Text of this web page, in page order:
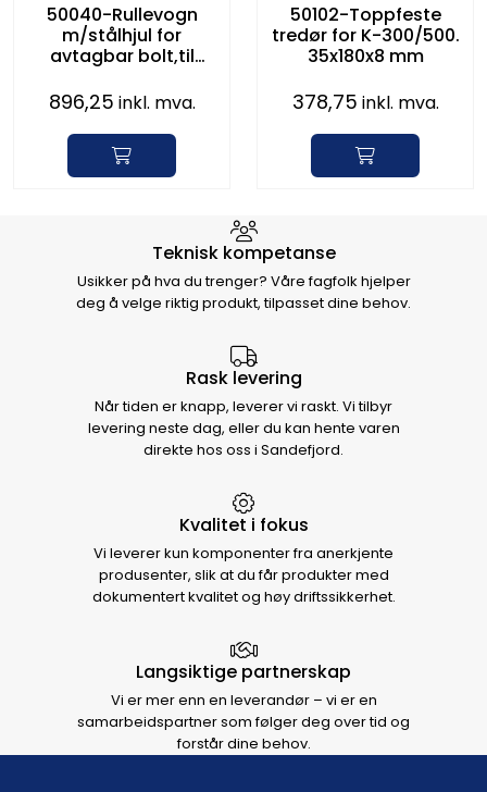
50040-Rullevogn
m/stålhjul for
avtagbar bolt,til
896,25 inkl. mva.
50102-Toppfeste
tredør for K-300/500.
35x180x8 mm
378,75 inkl. mva.
Hvorfor velge Storm Halvorsen
Teknisk kompetanse
Usikker på hva du trenger? Våre fagfolk hjelper
deg å velge riktig produkt, tilpasset dine behov.
Rask levering
Når tiden er knapp, leverer vi raskt. Vi tilbyr
levering neste dag, eller du kan hente varen
direkte hos oss i Sandefjord.
Kvalitet i fokus
Vi leverer kun komponenter fra anerkjente
produsenter, slik at du får produkter med
dokumentert kvalitet og høy driftssikkerhet.
Langsiktige partnerskap
Vi er mer enn en leverandør – vi er en
samarbeidspartner som følger deg over tid og
forstår dine behov.